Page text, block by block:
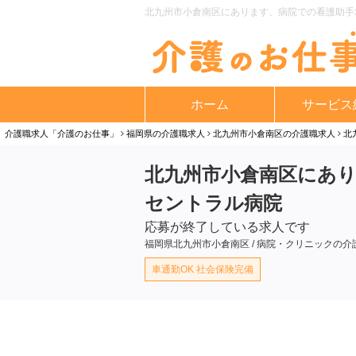
北九州市小倉南区にあります、病院での看護助
ホーム サービス
介護職求人「介護のお仕事」 福岡県の介護職求人 北九州市小倉南区の介護職求人 北
北九州市小倉南区にあ
セントラル病院
応募が終了している求人です
福岡県北九州市小倉南区 / 病院・クリニックの介
車通勤OK 社会保険完備